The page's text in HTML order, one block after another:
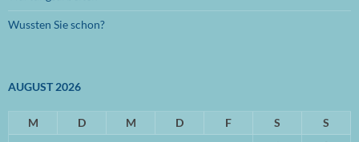
April 2022(1)
März 2022
Wussten Sie schon?
AUGUST 2026
M D M D F S
S